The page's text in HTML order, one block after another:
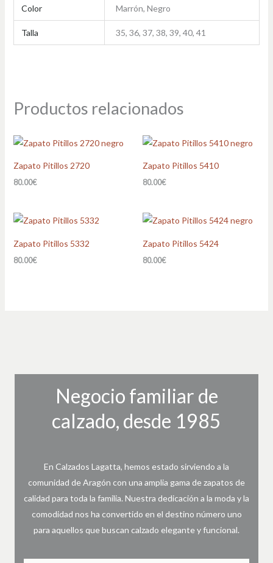
Color Marrón, Negro
Talla 35, 36, 37, 38, 39, 40, 41
Productos relacionados
Zapato Pitillos 2720
80.00€
Zapato Pitillos 5410
80.00€
Zapato Pitillos 5332
80.00€
Zapato Pitillos 5424
80.00€
Negocio familiar de
calzado, desde 1985
En Calzados Lagatta, hemos estado sirviendo a la
comunidad de Aragón con una amplia gama de zapatos de
calidad para toda la familia. Nuestra dedicación a la moda y la
comodidad nos ha convertido en el destino número uno
para aquellos que buscan calzado elegante y funcional.